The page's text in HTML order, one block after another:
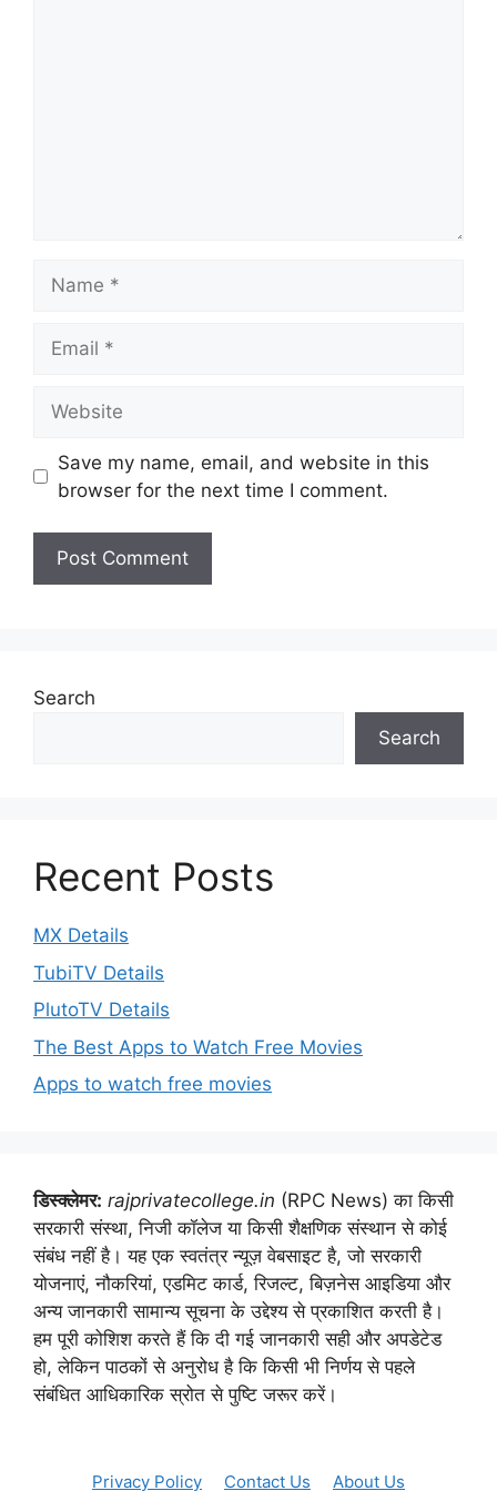
Save my name, email, and website in this
browser for the next time I comment.
Search
Search
Recent Posts
MX Details
TubiTV Details
PlutoTV Details
The Best Apps to Watch Free Movies
Apps to watch free movies
डिस्क्लेमर: rajprivatecollege.in (RPC News) का किसी
सरकारी संस्था, निजी कॉलेज या किसी शैक्षणिक संस्थान से कोई
संबंध नहीं है। यह एक स्वतंत्र न्यूज़ वेबसाइट है, जो सरकारी
योजनाएं, नौकरियां, एडमिट कार्ड, रिजल्ट, बिज़नेस आइडिया और
अन्य जानकारी सामान्य सूचना के उद्देश्य से प्रकाशित करती है।
हम पूरी कोशिश करते हैं कि दी गई जानकारी सही और अपडेटेड
हो, लेकिन पाठकों से अनुरोध है कि किसी भी निर्णय से पहले
संबंधित आधिकारिक स्रोत से पुष्टि जरूर करें।
Privacy Policy Contact Us About Us